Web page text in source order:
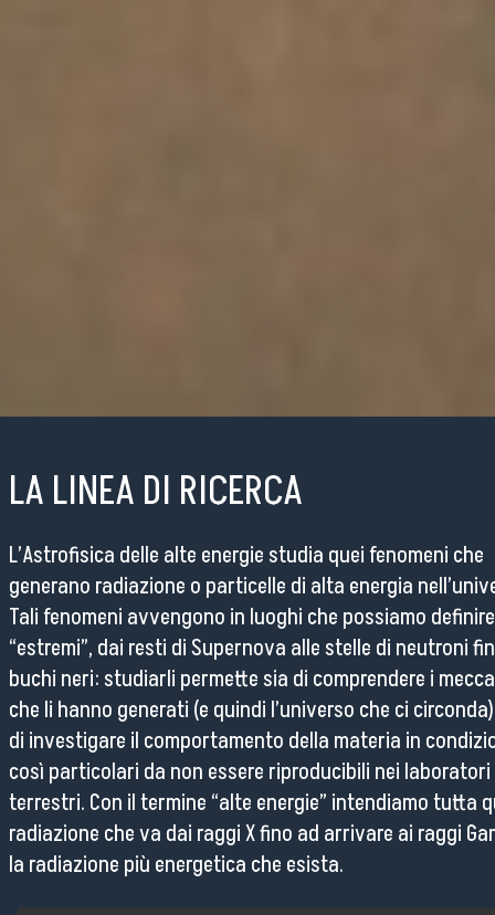
LA LINEA DI RICERCA
L’Astrofisica delle alte energie studia quei fenomeni che
generano radiazione o particelle di alta energia
Tali fenomeni avvengono in luoghi che possiamo definire
“estremi”, dai resti di Supernova alle stelle di neutroni
buchi neri: studiarli permette sia di comprendere i
che li hanno generati (e quindi l’universo che ci
di investigare il comportamento della materia in
così particolari da non essere riproducibili nei laboratori
terrestri. Con il termine “alte energie” intendiamo tutta
radiazione che va dai raggi X fino ad arrivare ai raggi
la radiazione più energetica che esista.